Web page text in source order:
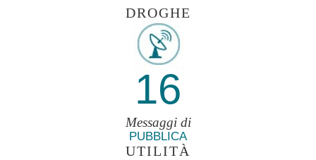
DROGHE
16
Messaggi di
PUBBLICA
UTILITÀ